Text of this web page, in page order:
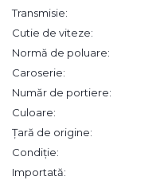
Transmisie:
Cutie de viteze:
Normă de poluare:
Caroserie:
Număr de portiere:
Culoare:
Țară de origine:
Condiție:
Importată: